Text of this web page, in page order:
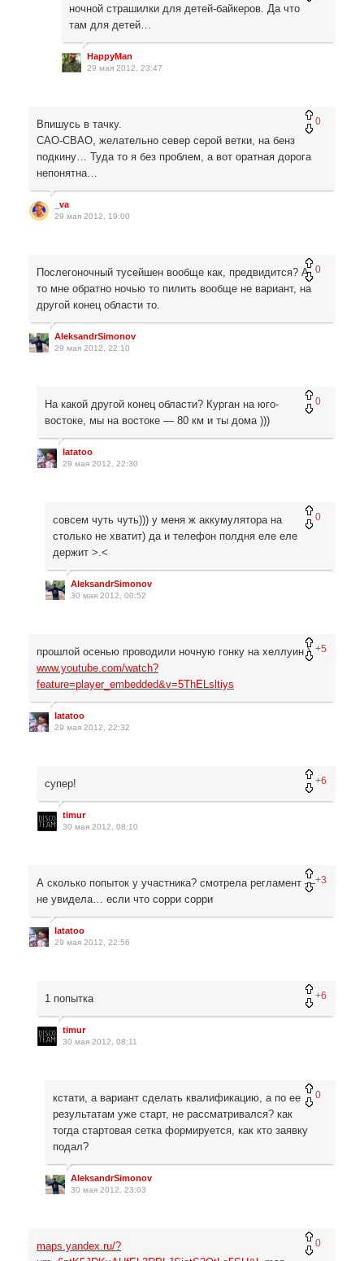
ночной страшилки для детей-байкеров. Да что
там для детей…
HappyMan
29 мая 2012, 23:47
0
Впишусь в тачку.
САО-СВАО, желательно север серой ветки, на бенз
подкину… Туда то я без проблем, а вот оратная дорога
непонятна…
_va
29 мая 2012, 19:00
0
Послегоночный тусейшен вообще как, предвидится? А
то мне обратно ночью то пилить вообще не вариант, на
другой конец области то.
AleksandrSimonov
29 мая 2012, 22:10
0
На какой другой конец области? Курган на юго-
востоке, мы на востоке — 80 км и ты дома )))
latatoo
29 мая 2012, 22:30
0
совсем чуть чуть))) у меня ж аккумулятора на
столько не хватит) да и телефон полдня еле еле
держит >.<
AleksandrSimonov
30 мая 2012, 00:52
+5
прошлой осенью проводили ночную гонку на хеллуин )
www.youtube.com/watch?
feature=player_embedded&v=5ThELsltiys
latatoo
29 мая 2012, 22:32
+6
супер!
timur
30 мая 2012, 08:10
+3
А сколько попыток у участника? смотрела регламент —
не увидела… если что сорри сорри
latatoo
29 мая 2012, 22:56
+6
1 попытка
timur
30 мая 2012, 08:11
0
кстати, а вариант сделать квалификацию, а по ее
результатам уже старт, не рассматривался? как
тогда стартовая сетка формируется, как кто заявку
подал?
AleksandrSimonov
30 мая 2012, 23:03
0
maps.yandex.ru/?